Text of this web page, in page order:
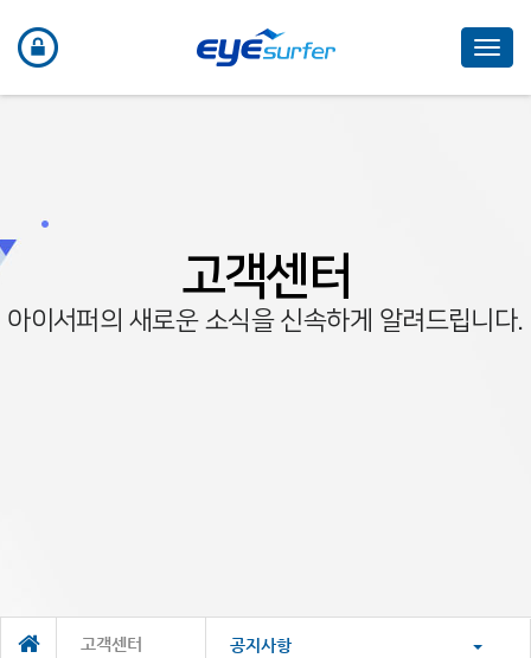
고객센터
아이서퍼의 새로운 소식을 신속하게 알려드립니다.
고객센터 공지사항